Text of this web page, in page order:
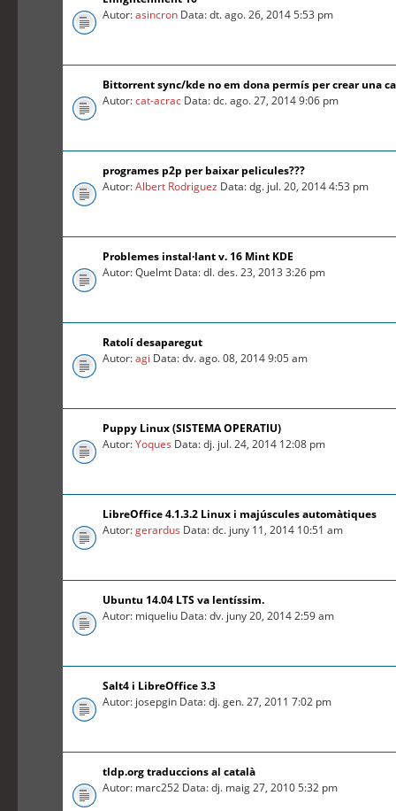
Autor:asincron Data: dt. ago. 26, 2014 5:53 pm
Bittorrent sync/kde no em dona permís per crear una
Autor:cat-acrac Data: dc. ago. 27, 2014 9:06 pm
programes p2p per baixar pelicules???
Autor:Albert Rodriguez Data: dg. jul. 20, 2014 4:53 pm
Problemes instal·lant v. 16 Mint KDE
Autor: Quelmt Data: dl. des. 23, 2013 3:26 pm
Ratolí desaparegut
Autor:agi Data: dv. ago. 08, 2014 9:05 am
Puppy Linux (SISTEMA OPERATIU)
Autor:Yoques Data: dj. jul. 24, 2014 12:08 pm
LibreOffice 4.1.3.2 Linux i majúscules automàtiques
Autor:gerardus Data: dc. juny 11, 2014 10:51 am
Ubuntu 14.04 LTS va lentíssim.
Autor: miqueliu Data: dv. juny 20, 2014 2:59 am
Salt4 i LibreOffice 3.3
Autor: josepgin Data: dj. gen. 27, 2011 7:02 pm
tldp.org traduccions al català
Autor: marc252 Data: dj. maig 27, 2010 5:32 pm